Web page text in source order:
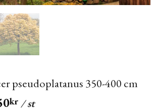
pseudoplatanus 350-400 cm
kr / st